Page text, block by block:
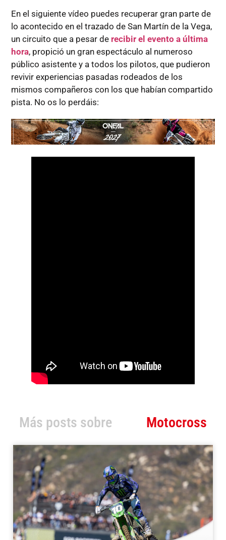
En el siguiente vídeo puedes recuperar gran parte de
lo acontecido en el trazado de San Martín de la Vega,
un circuito que a pesar de recibir el evento a última
hora, propició un gran espectáculo al numeroso
público asistente y a todos los pilotos, que pudieron
revivir experiencias pasadas rodeados de los
mismos compañeros con los que habían compartido
pista. No os lo perdáis:
Más posts sobre Motocross